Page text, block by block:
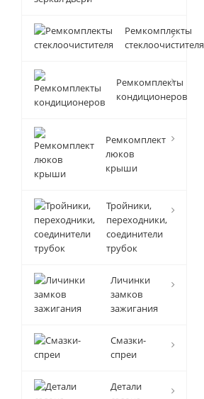
Ремкомплекты
стеклоочистителя
Ремкомплекты
кондиционеров
Ремкомплект
люков
крыши
Тройники,
переходники,
соединители
трубок
Личинки
замков
зажигания
Смазки-
спреи
Детали